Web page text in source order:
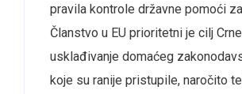
pravila kontrole državne pomoći
Članstvo u EU prioritetni je cilj
usklađivanje domaćeg
koje su ranije pristupile, naročito